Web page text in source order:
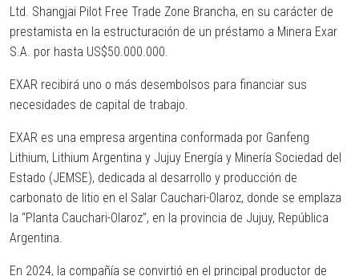
Ltd. Shangjai Pilot Free Trade Zone Brancha, en su carácter de
prestamista en la estructuración de un préstamo a Minera Exar
S.A. por hasta US$50.000.000.
EXAR recibirá uno o más desembolsos para financiar sus
necesidades de capital de trabajo.
EXAR es una empresa argentina conformada por Ganfeng
Lithium, Lithium Argentina y Jujuy Energía y Minería Sociedad del
Estado (JEMSE), dedicada al desarrollo y producción de
carbonato de litio en el Salar Cauchari-Olaroz, donde se emplaza
la “Planta Cauchari-Olaroz”, en la provincia de Jujuy, República
Argentina.
En 2024, la compañía se convirtió en el principal productor de